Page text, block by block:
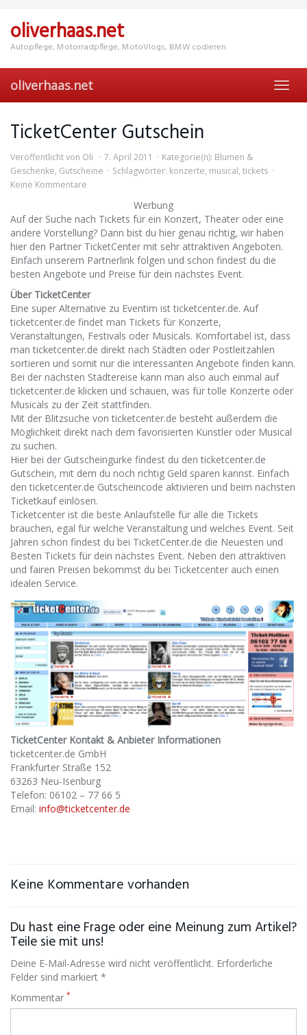
main
content
oliverhaas.net
Autopflege, Motorradpflege, MotoVlogs, BMW codieren
oliverhaas.net
TicketCenter Gutschein
Veröffentlicht von Oli 7. April 2011 Kategorie(n): Blumen &
Geschenke, Gutscheine Schlagwörter: konzerte, musical, tickets
Keine Kommentare
Werbung
Auf der Suche nach Tickets für ein Konzert, Theater oder eine
andere Vorstellung? Dann bist du hier genau richtig, wir haben
hier den Partner TicketCenter mit sehr attraktiven Angeboten.
Einfach unserem Partnerlink folgen und schon findest du die
besten Angebote und Preise für dein nächstes Event.
Über TicketCenter
Eine super Alternative zu Eventim ist ticketcenter.de. Auf
ticketcenter.de findet man Tickets für Konzerte,
Veranstaltungen, Festivals oder Musicals. Komfortabel ist, dass
man ticketcenter.de direkt nach Städten oder Postleitzahlen
sortieren und somit nur die interessanten Angebote finden kann.
Bei der nächsten Städtereise kann man also auch einmal auf
ticketcenter.de klicken und schauen, was für tolle Konzerte oder
Musicals zu der Zeit stattfinden.
Mit der Blitzsuche von ticketcenter.de besteht außerdem die
Möglichkeit direkt nach dem favorisierten Künstler oder Musical
zu suchen.
Hier bei der Gutscheingurke findest du den ticketcenter.de
Gutschein, mit dem du noch richtig Geld sparen kannst. Einfach
den ticketcenter.de Gutscheincode aktivieren und beim nächsten
Ticketkauf einlösen.
Ticketcenter ist die beste Anlaufstelle für alle die Tickets
brauchen, egal für welche Veranstaltung und welches Event. Seit
Jahren schon findest du bei TicketCenter.de die Neuesten und
Besten Tickets für dein nächstes Event. Neben den attraktiven
und fairen Preisen bekommst du bei Ticketcenter auch einen
idealen Service.
TicketCenter Kontakt & Anbieter Informationen
ticketcenter.de GmbH
Frankfurter Straße 152
63263 Neu-Isenburg
Telefon: 06102 – 77 66 5
Email: info@ticketcenter.de
Keine Kommentare vorhanden
Du hast eine Frage oder eine Meinung zum Artikel?
Teile sie mit uns!
Deine E-Mail-Adresse wird nicht veröffentlicht. Erforderliche
Felder sind markiert *
Kommentar *